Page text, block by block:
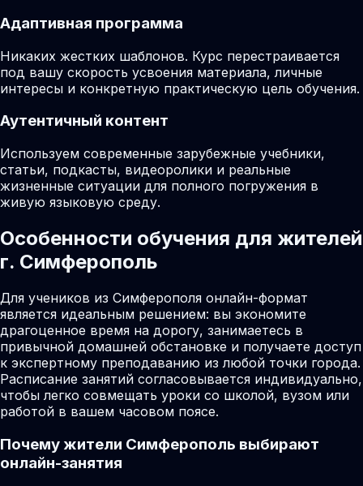
Адаптивная программа
Никаких жестких шаблонов. Курс перестраивается
под вашу скорость усвоения материала, личные
интересы и конкретную практическую цель обучения.
Аутентичный контент
Используем современные зарубежные учебники,
статьи, подкасты, видеоролики и реальные
жизненные ситуации для полного погружения в
живую языковую среду.
Особенности обучения для жителей
г. Симферополь
Для учеников из Симферополя онлайн-формат
является идеальным решением: вы экономите
драгоценное время на дорогу, занимаетесь в
привычной домашней обстановке и получаете доступ
к экспертному преподаванию из любой точки города.
Расписание занятий согласовывается индивидуально,
чтобы легко совмещать уроки со школой, вузом или
работой в вашем часовом поясе.
Почему жители Симферополь выбирают
онлайн-занятия